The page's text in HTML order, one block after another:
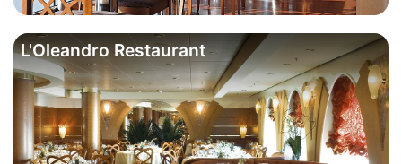
L'Oleandro Restaurant